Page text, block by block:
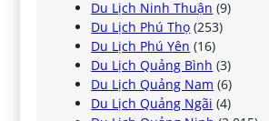
Du Lịch Ninh Thuận (9)
Du Lịch Phú Thọ (253)
Du Lịch Phú Yên (16)
Du Lịch Quảng Bình (3)
Du Lịch Quảng Nam (6)
Du Lịch Quảng Ngãi (4)